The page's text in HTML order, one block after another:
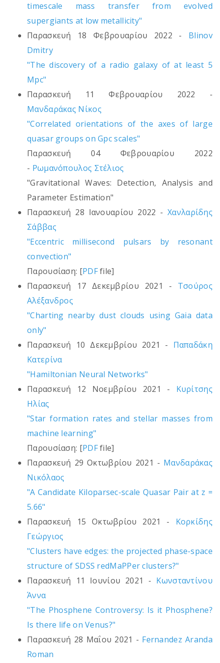
timescale mass transfer from evolved
supergiants at low metallicity"
Παρασκευή 18 Φεβρουαρίου 2022 - Blinov
Dmitry
"The discovery of a radio galaxy of at least 5
Mpc"
Παρασκευή 11 Φεβρουαρίου 2022 -
Μανδαράκας Νίκος
"Correlated orientations of the axes of large
quasar groups on Gpc scales"
Παρασκευή 04 Φεβρουαρίου 2022
- Ρωμανόπουλος Στέλιος
"Gravitational Waves: Detection, Analysis and
Parameter Estimation"
Παρασκευή 28 Ιανουαρίου 2022 - Χανλαρίδης
Σάββας
"Eccentric millisecond pulsars by resonant
convection"
Παρουσίαση: [PDFfile]
Παρασκευή 17 Δεκεμβρίου 2021 - Τσούρος
Αλέξανδρος
"Charting nearby dust clouds using Gaia data
only"
Παρασκευή 10 Δεκεμβρίου 2021 - Παπαδάκη
Κατερίνα
"Hamiltonian Neural Networks"
Παρασκευή 12 Νοεμβρίου 2021 - Κυρίτσης
Ηλίας
"Star formation rates and stellar masses from
machine learning"
Παρουσίαση: [PDFfile]
Παρασκευή 29 Οκτωβρίου 2021 - Μανδαράκας
Νικόλαος
"A Candidate Kiloparsec-scale Quasar Pair at z =
5.66"
Παρασκευή 15 Οκτωβρίου 2021 - Κορκίδης
Γεώργιος
"Clusters have edges: the projected phase-space
structure of SDSS redMaPPer clusters?"
Παρασκευή 11 Ιουνίου 2021 - Κωνσταντίνου
Άννα
"The Phosphene Controversy: Is it Phosphene?
Is there life on Venus?"
Παρασκευή 28 Μαΐου 2021 - Fernandez Aranda
Roman